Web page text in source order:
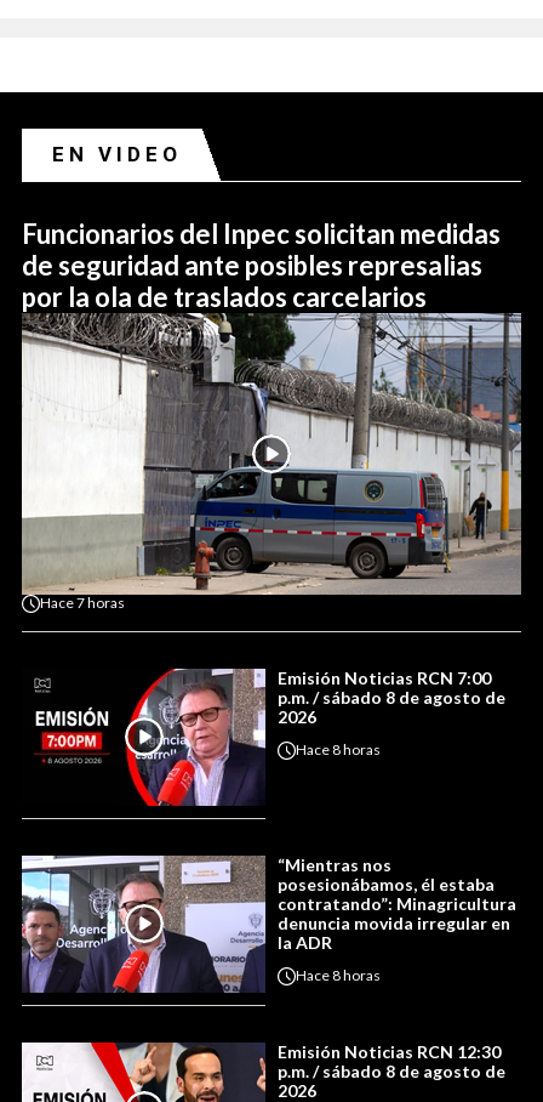
EN VIDEO
Funcionarios del Inpec solicitan medidas
de seguridad ante posibles represalias
por la ola de traslados carcelarios
Hace7 horas
Emisión Noticias RCN 7:00
p.m. / sábado 8 de agosto de
2026
Hace8 horas
“Mientras nos
posesionábamos, él estaba
contratando”: Minagricultura
denuncia movida irregular en
la ADR
Hace8 horas
Emisión Noticias RCN 12:30
p.m. / sábado 8 de agosto de
2026